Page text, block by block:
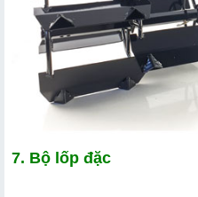
7. Bộ lốp đặc